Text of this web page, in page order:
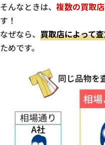
そんなときは、 複数の買取
す！
なぜなら、 買取店によって
ためです。